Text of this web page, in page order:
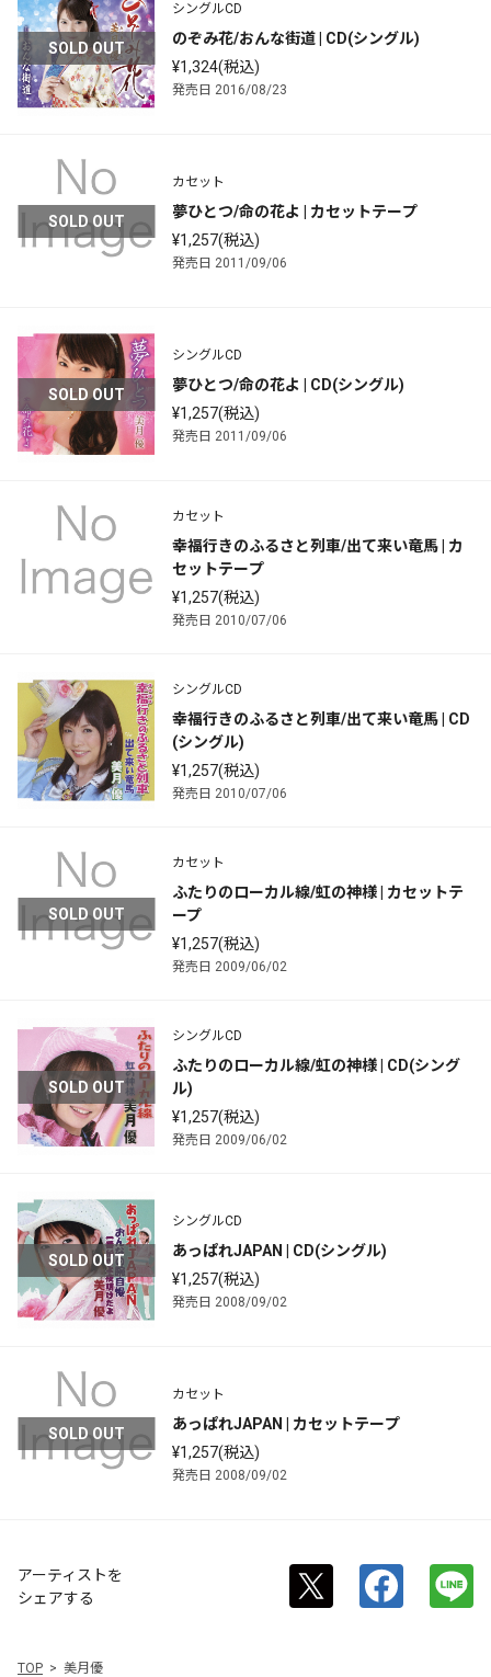
SOLD OUT
シングルCD
のぞみ花/おんな街道 | CD(シングル)
¥1,324(税込)
発売日 2016/08/23
SOLD OUT
カセット
夢ひとつ/命の花よ | カセットテープ
¥1,257(税込)
発売日 2011/09/06
SOLD OUT
シングルCD
夢ひとつ/命の花よ | CD(シングル)
¥1,257(税込)
発売日 2011/09/06
カセット
幸福行きのふるさと列車/出て来い竜馬 | カ
セットテープ
¥1,257(税込)
発売日 2010/07/06
シングルCD
幸福行きのふるさと列車/出て来い竜馬 | CD
(シングル)
¥1,257(税込)
発売日 2010/07/06
SOLD OUT
カセット
ふたりのローカル線/虹の神様 | カセットテ
ープ
¥1,257(税込)
発売日 2009/06/02
SOLD OUT
シングルCD
ふたりのローカル線/虹の神様 | CD(シング
ル)
¥1,257(税込)
発売日 2009/06/02
SOLD OUT
シングルCD
あっぱれJAPAN | CD(シングル)
¥1,257(税込)
発売日 2008/09/02
SOLD OUT
カセット
あっぱれJAPAN | カセットテープ
¥1,257(税込)
発売日 2008/09/02
アーティストを
シェアする
TOP 美月優